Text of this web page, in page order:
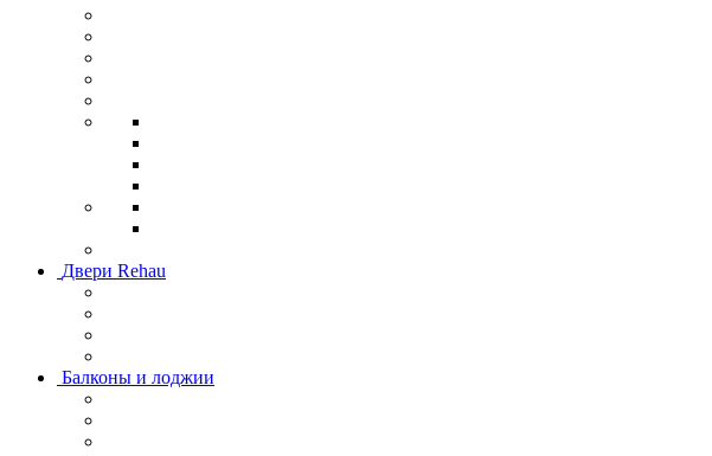
Двери Rehau
Балконы и лоджии